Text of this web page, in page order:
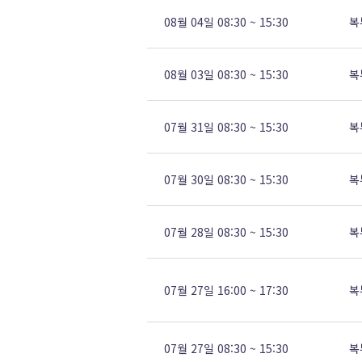
08월 04일 08:30 ~ 15:30
08월 03일 08:30 ~ 15:30
07월 31일 08:30 ~ 15:30
07월 30일 08:30 ~ 15:30
07월 28일 08:30 ~ 15:30
07월 27일 16:00 ~ 17:30
07월 27일 08:30 ~ 15:30